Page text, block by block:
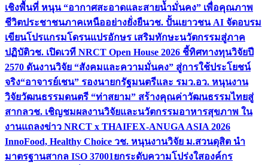
เชิงพื้นที่ หนุน “อากาศสะอาดและสายน้ำมั่นคง” เพื่อคุณภาพ
ชีวิตประชาชนภาคเหนืออย่างยั่งยืนวช. ปั้นเยาวชน AI จัดอบรม
เขียนโปรแกรมโดรนแปรอักษร เสริมทักษะนวัตกรรมสู่ภาค
ปฏิบัติวช. เปิดเวที NRCT Open House 2026 ชี้ทิศทางทุนวิจัยปี
2570 ดันงานวิจัย “สังคมและความมั่นคง” สู่การใช้ประโยชน์
จริง“อาจารย์เชน” รองนายกรัฐมนตรีและ รมว.อว. หนุนงาน
วิจัยวัฒนธรรมดนตรี “ท่าสยาม” สร้างคุณค่าวัฒนธรรมไทยสู่
สากลวช. เชิญชมผลงานวิจัยและนวัตกรรมอาหารสุขภาพ ใน
งานแถลงข่าว NRCT x THAIFEX-ANUGA ASIA 2026
InnoFood, Healthy Choice วช. หนุนงานวิจัย ม.สวนดุสิต นำ
มาตรฐานสากล ISO 37001ยกระดับความโปร่งใสองค์กร